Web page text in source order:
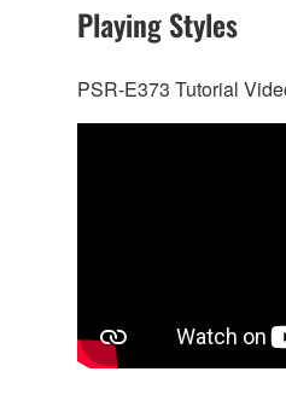
Playing Styles
PSR-E373 Tutorial